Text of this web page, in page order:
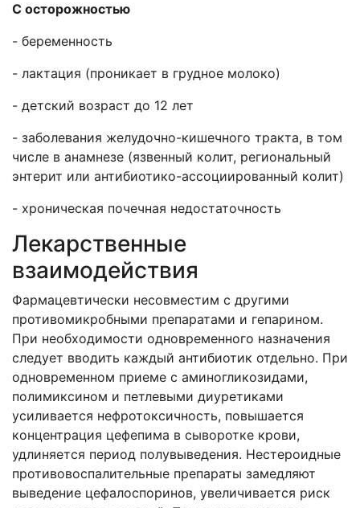
С осторожностью
- беременность
- лактация (проникает в грудное молоко)
- детский возраст до 12 лет
- заболевания желудочно-кишечного тракта, в том
числе в анамнезе (язвенный колит, региональный
энтерит или антибиотико-ассоциированный колит)
- хроническая почечная недостаточность
Лекарственные
взаимодействия
Фармацевтически несовместим с другими
противомикробными препаратами и гепарином.
При необходимости одновременного назначения
следует вводить каждый антибиотик отдельно. При
одновременном приеме с аминогликозидами,
полимиксином и петлевыми диуретиками
усиливается нефротоксичность, повышается
концентрация цефепима в сыворотке крови,
удлиняется период полувыведения. Нестероидные
противовоспалительные препараты замедляют
выведение цефалоспоринов, увеличивается риск